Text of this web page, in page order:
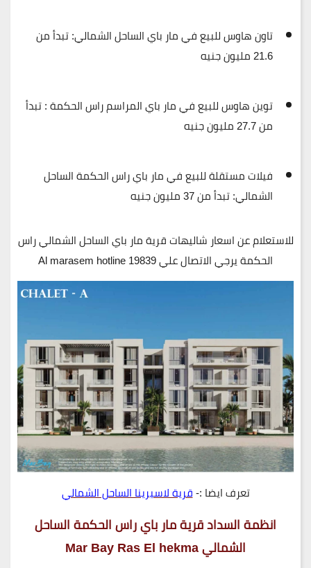
تاون هاوس للبيع في مار باي الساحل الشمالي: تبدأ من
21.6 مليون جنيه
توين هاوس للبيع في مار باي المراسم راس الحكمة: تبدأ
من27.7 مليون جنيه
فيلات مستقلة للبيع في مار باي راس الحكمة الساحل
الشمالي: تبدأ من37 مليون جنيه
للاستعلام عن اسعار شاليهات قرية مار باي الساحل الشمالي راس
الحكمة يرجي الاتصال علي 19839 Al marasem hotline
تعرف ايضا :-قرية لاسيرينا الساحل الشمالي
انظمة السداد قرية مار باي راس الحكمة الساحل
الشمالي Mar Bay Ras El hekma